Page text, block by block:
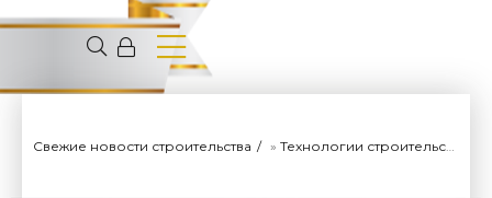
Свежие новости строительства » Технологии строительства